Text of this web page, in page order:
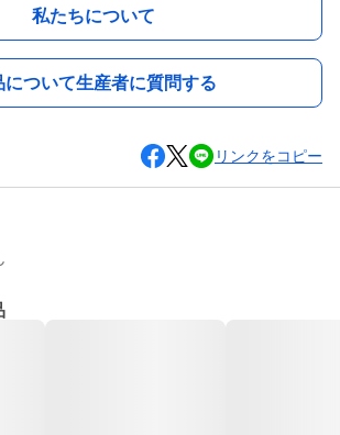
私たちについて
について生産者に質問する
リンクをコピー